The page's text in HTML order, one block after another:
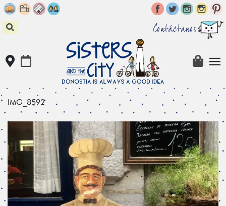
Skip
to
content
Contáctanos
IMG_8592